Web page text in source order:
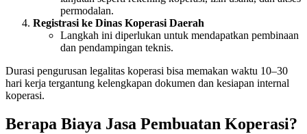
permodalan.
Registrasi ke Dinas Koperasi Daerah
Langkah ini diperlukan untuk mendapatkan pembinaan
dan pendampingan teknis.
Durasi pengurusan legalitas koperasi bisa memakan waktu 10–30
hari kerja tergantung kelengkapan dokumen dan kesiapan internal
koperasi.
Berapa Biaya Jasa Pembuatan Koperasi?